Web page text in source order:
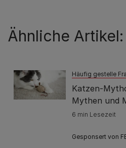
Ähnliche Artikel:
Häufig gestelle
Katzen-
Mythen und
6 min Lesezeit
Gesponsert von